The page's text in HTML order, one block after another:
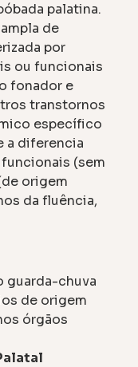
palatina.
de
por
ou funcionais
fonador e
transtornos
específico
a diferencia
(sem
origem
da fluência,
guarda-chuva
de origem
órgãos